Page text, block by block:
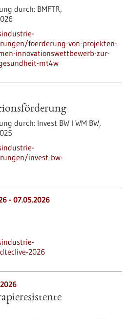
durch: BMFTR,
foerderung-von-projekten-
innovationswettbewerb-zur-
mt4w
durch: Invest BW I WM BW,
invest-bw-
- 07.05.2026
2026